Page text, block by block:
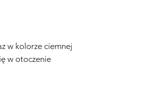
w kolorze ciemnej
w otoczenie